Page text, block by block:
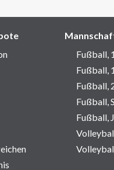
Fußball,
Fußball,
Fußball,
Fußball,
Fußball,